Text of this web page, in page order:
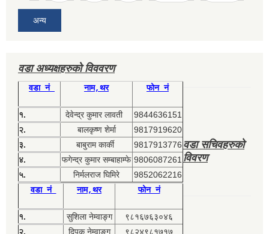
अन्य
वडा अध्यक्षहरुको विववरण
वडा नं नाम,थर फोन नं
१. देवेन्द्र कुमार लावती
9844636151
२.
बालकृष्ण शेर्मा
9817919620
३.
बाबुराम कार्की
9817913776
४.
फगेन्द्र कुमार सम्बाहाम्फे 9806087261
५.
निर्मलराज घिमिरे 9852062216
वडा सचिवहरुको
विवरण
वडा नं नाम,थर फोन नं
१. सुशिला नेम्वाङ्ग
९८१६७६३०४६
२.
दिपक नेम्वाङ्ग
९८२४९८१७१७